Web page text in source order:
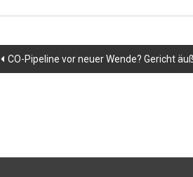
Beitragsnavigation
CO-Pipeline vor neuer Wende? Gericht